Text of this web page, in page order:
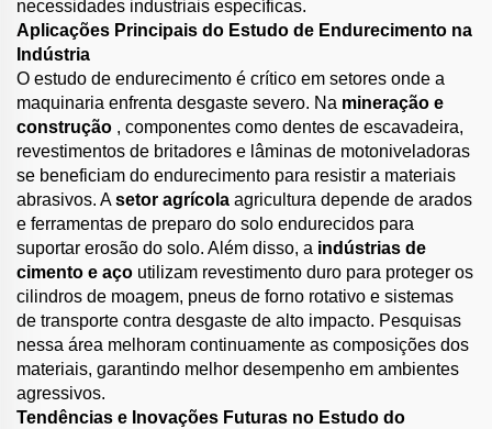
necessidades industriais específicas.
Aplicações Principais do Estudo de Endurecimento na
Indústria
O estudo de endurecimento é crítico em setores onde a
maquinaria enfrenta desgaste severo. Na mineração e
construção , componentes como dentes de escavadeira,
revestimentos de britadores e lâminas de motoniveladoras
se beneficiam do endurecimento para resistir a materiais
abrasivos. Asetor agrícola agricultura depende de arados
e ferramentas de preparo do solo endurecidos para
suportar erosão do solo. Além disso, a indústrias de
cimento e aço utilizam revestimento duro para proteger os
cilindros de moagem, pneus de forno rotativo e sistemas
de transporte contra desgaste de alto impacto. Pesquisas
nessa área melhoram continuamente as composições dos
materiais, garantindo melhor desempenho em ambientes
agressivos.
Tendências e Inovações Futuras no Estudo do